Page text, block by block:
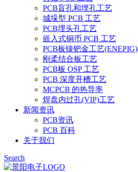
PCB盲孔和埋孔工艺
城垛型 PCB 工艺
PCB埋头孔工艺
嵌入式铜币 PCB 工艺
PCB板镍钯金工艺(ENEPIG)
刚柔结合板工艺
PCB板 OSP 工艺
PCB 深度开槽工艺
MCPCB 的热导率
焊盘内过孔(VIP)工艺
新闻资讯
PCB资讯
PCB 百科
关于我们
Search